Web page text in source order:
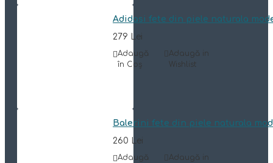
Adidasi fete din piele naturala
279 Lei
Adaugă
în Coş
Adaugă in
Wishlist
Balerini fete din piele naturala
260 Lei
Adaugă
Adaugă in